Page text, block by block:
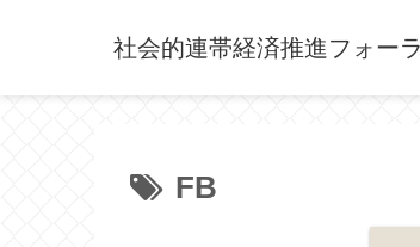
社会的連帯経済推進フォー
FB